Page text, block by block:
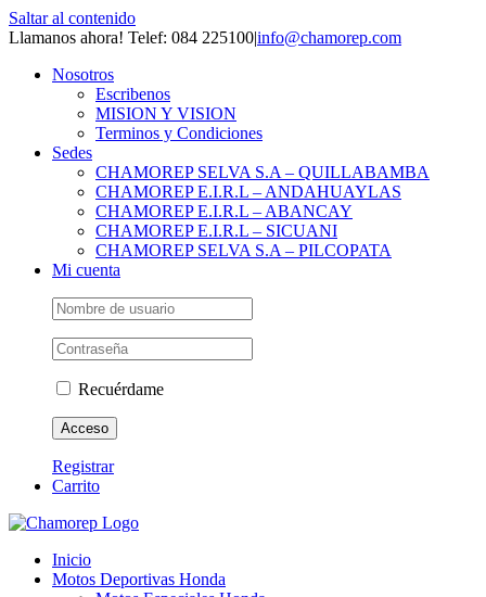
Saltar al contenido
Llamanos ahora! Telef: 084 225100|info@chamorep.com
Nosotros
Escribenos
MISION Y VISION
Terminos y Condiciones
Sedes
CHAMOREP SELVA S.A – QUILLABAMBA
CHAMOREP E.I.R.L – ANDAHUAYLAS
CHAMOREP E.I.R.L – ABANCAY
CHAMOREP E.I.R.L – SICUANI
CHAMOREP SELVA S.A – PILCOPATA
Mi cuenta
Recuérdame
Registrar
Carrito
Inicio
Motos Deportivas Honda